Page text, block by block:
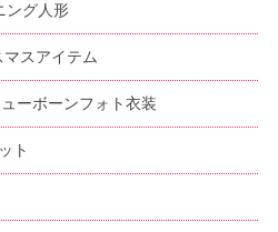
ング人形
スアイテム
ーボーンフォト衣装
ト